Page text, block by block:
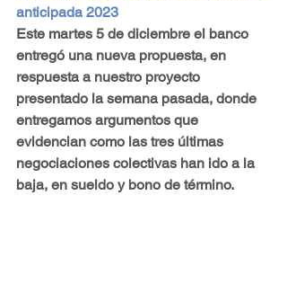
anticipada 2023
Este martes 5 de diciembre el banco
entregó una nueva propuesta, en
respuesta a nuestro proyecto
presentado la semana pasada, donde
entregamos argumentos que
evidencian como las tres últimas
negociaciones colectivas han ido a la
baja, en sueldo y bono de término.